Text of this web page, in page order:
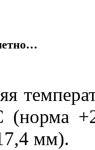
(норма
мм).